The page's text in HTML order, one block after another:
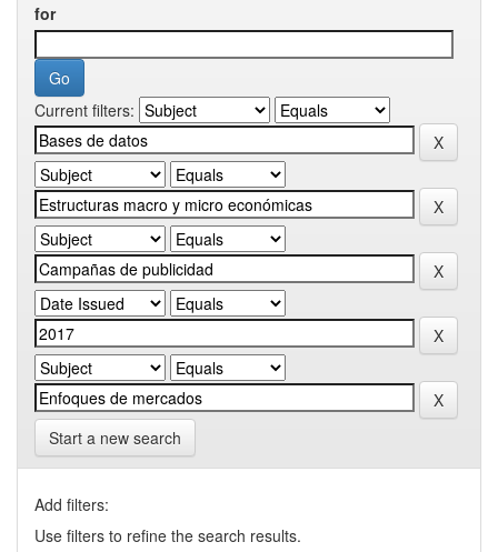
for
Current filters:
Start a new search
Add filters:
Use filters to refine the search results.